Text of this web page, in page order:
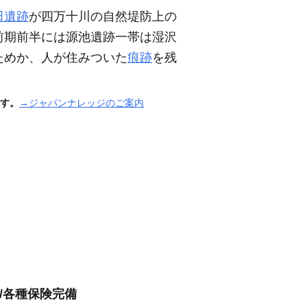
遺跡が四万十川の自然堤防上の
前半には源池遺跡一帯は湿沢
か、人が住みついた痕跡を残
。 →ジャパンナレッジのご案内
種保険完備